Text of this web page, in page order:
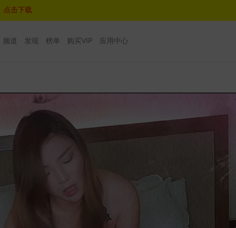
点击下载
频道 发现 榜单 购买VIP 应用中心